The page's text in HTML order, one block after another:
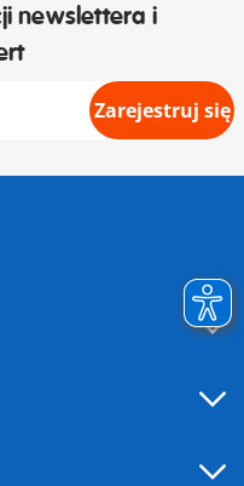
newslettera i
Zarejestruj się